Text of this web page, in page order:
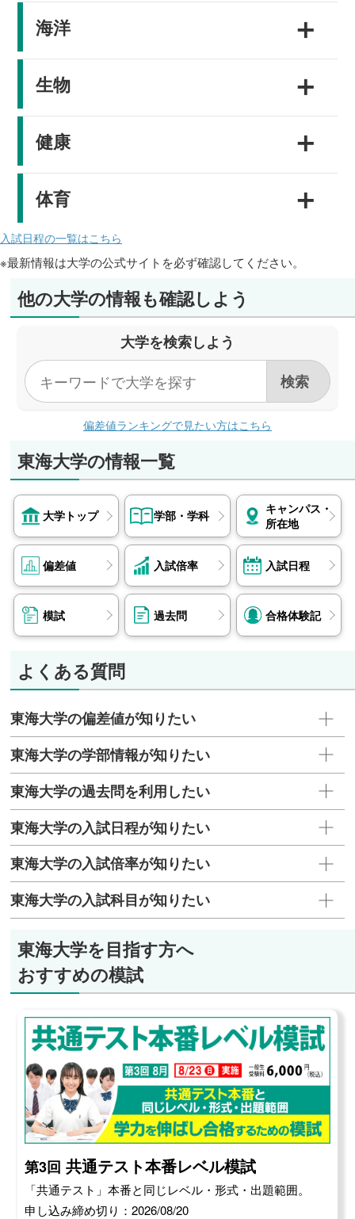
海洋 ＋
生物 ＋
健康 ＋
体育 ＋
入試日程の一覧はこちら
※最新情報は大学の公式サイトを必ず確認してください。
他の大学の情報も確認しよう
大学を検索しよう
偏差値ランキングで見たい方はこちら
東海大学の情報一覧
大学トップ 学部・学科
キャンパス・
所在地
偏差値 入試倍率 入試日程
模試 過去問 合格体験記
よくある質問
東海大学の偏差値が知りたい
東海大学の学部情報が知りたい
東海大学の過去問を利用したい
東海大学の入試日程が知りたい
東海大学の入試倍率が知りたい
東海大学の入試科目が知りたい
東海大学を目指す方へ
おすすめの模試
第3回 共通テスト本番レベル模試
「共通テスト」本番と同じレベル・形式・出題範囲。
申し込み締め切り：2026/08/20